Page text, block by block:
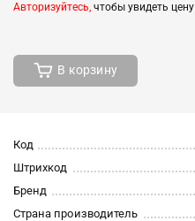
Авторизуйтесь, чтобы увидеть цену
В корзину
Код
Штрихкод
Бренд
Страна производитель